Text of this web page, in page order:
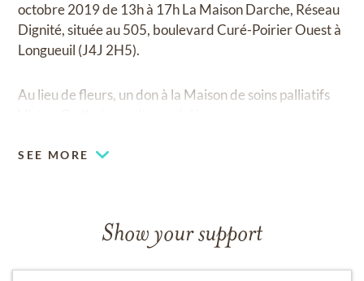
octobre 2019 de 13h à 17h La Maison Darche, Réseau
Dignité, située au 505, boulevard Curé-Poirier Ouest à
Longueuil (J4J 2H5).
Au lieu de fleurs, un don à la Maison de soins palliatifs
SEE MORE
Show your support